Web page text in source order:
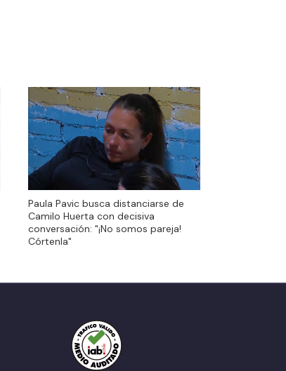
Camilo Huerta con decisiva
conversación: "¡No somos pareja!
Córtenla"
Paula Pavic busca distanciarse de
Camilo Huerta con decisiva
conversación: "¡No somos pareja!
Córtenla"